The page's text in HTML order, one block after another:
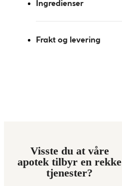
Ingredienser
Frakt og levering
Visste du at våre
apotek tilbyr en rekke
tjenester?